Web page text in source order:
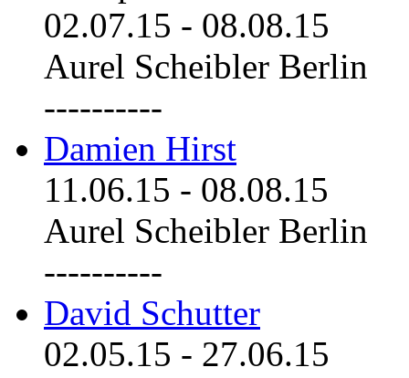
02.07.15 - 08.08.15
Aurel Scheibler Berlin
----------
Damien Hirst
11.06.15 - 08.08.15
Aurel Scheibler Berlin
----------
David Schutter
02.05.15 - 27.06.15